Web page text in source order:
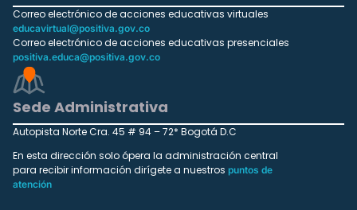
Correo electrónico de acciones educativas virtuales
educavirtual@positiva.gov.co
Correo electrónico de acciones educativas presenciales
positiva.educa@positiva.gov.co
Sede Administrativa
Autopista Norte Cra. 45 # 94 – 72* Bogotá D.C
En esta dirección solo ópera la administración central
para recibir información dirígete a nuestros puntos de
atención